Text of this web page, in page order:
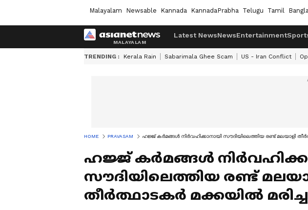
Malayalam Newsable Kannada KannadaPrabha Telugu Tamil Bangla
Latest NewsNewsEntertainment
TRENDING : Kerala Rain Sabarimala Ghee Scam US - Iran Conflict
HOME PRAVASAM ഹജ്ജ് കർമങ്ങൾ നി‍ർവഹിക്കാനായി സൗദിയിലെത്തിയ രണ്ട് മലയാളി
ഹജ്ജ് കർമങ്ങൾ
സൗദിയിലെത്തിയ രണ്ട്
തീർത്ഥാടകർ മക്കയിൽ